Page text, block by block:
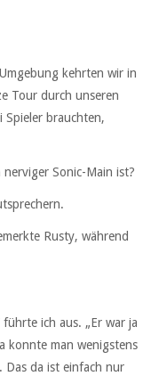
kehrten wir in
Tour durch unseren
Spieler brauchten,
nerviger Sonic-Main ist?
Rusty, während
führte ich aus. „Er war ja
konnte man wenigstens
Das da ist einfach nur